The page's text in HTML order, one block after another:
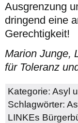
Ausgrenzung
dringend eine
Gerechtigkeit!
Marion Junge,
für Toleranz
Kategorie: Asyl
Schlagwörter:
LINKEs